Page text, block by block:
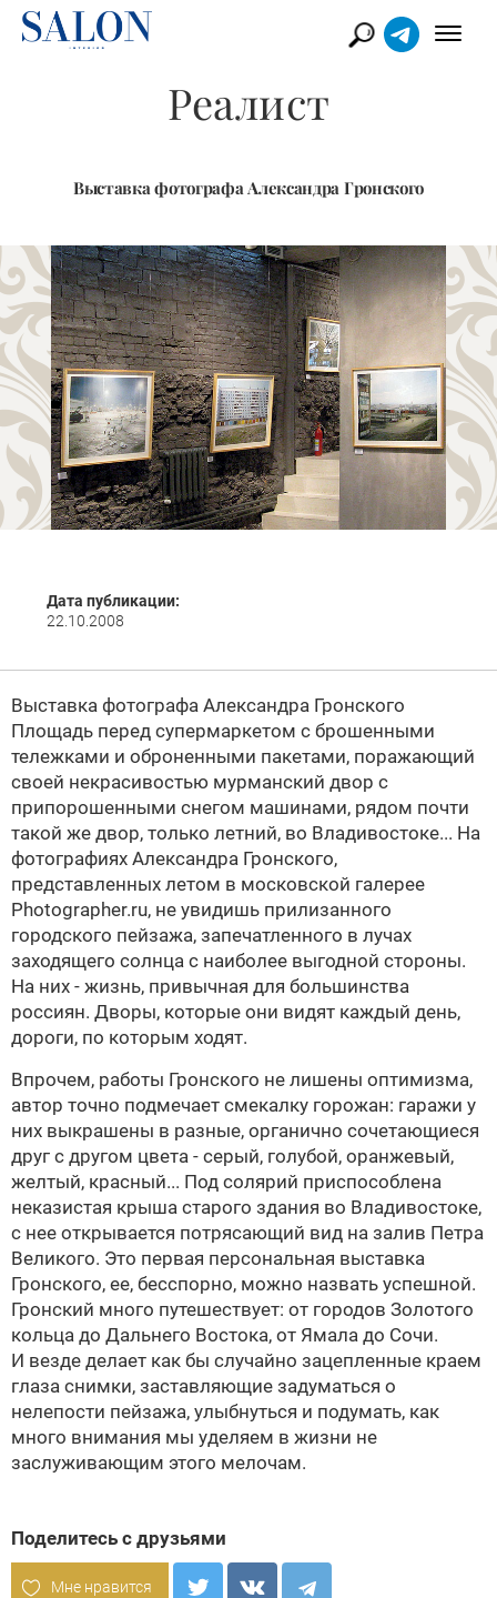
Реалист
Выставка фотографа Александра Гронского
Дата публикации:
22.10.2008
Выставка фотографа Александра Гронского
Площадь перед супермаркетом с брошенными
тележками и оброненными пакетами, поражающий
своей некрасивостью мурманский двор с
припорошенными снегом машинами, рядом почти
такой же двор, только летний, во Владивостоке... На
фотографиях Александра Гронского,
представленных летом в московской галерее
Photographer.ru, не увидишь прилизанного
городского пейзажа, запечатленного в лучах
заходящего солнца с наиболее выгодной стороны.
На них - жизнь, привычная для большинства
россиян. Дворы, которые они видят каждый день,
дороги, по которым ходят.
Впрочем, работы Гронского не лишены оптимизма,
автор точно подмечает смекалку горожан: гаражи у
них выкрашены в разные, органично сочетающиеся
друг с другом цвета - серый, голубой, оранжевый,
желтый, красный... Под солярий приспособлена
неказистая крыша старого здания во Владивостоке,
с нее открывается потрясающий вид на залив Петра
Великого. Это первая персональная выставка
Гронского, ее, бесспорно, можно назвать успешной.
Гронский много путешествует: от городов Золотого
кольца до Дальнего Востока, от Ямала до Сочи.
И везде делает как бы случайно зацепленные краем
глаза снимки, заставляющие задуматься о
нелепости пейзажа, улыбнуться и подумать, как
много внимания мы уделяем в жизни не
заслуживающим этого мелочам.
Поделитесь с друзьями
Мне нравится